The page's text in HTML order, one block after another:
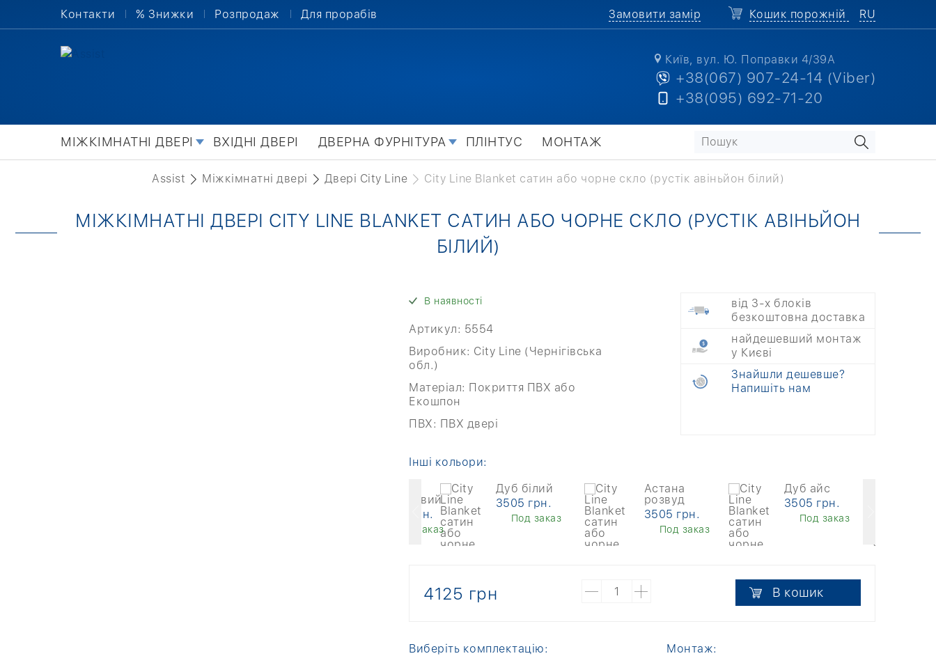
Контакти % Знижки Розпродаж Для прорабів Замовити замір Кошик порожній RU
Київ, вул. Ю. Поправки 4/39А
+38(067) 907-24-14 (Viber)
+38(095) 692-71-20
МІЖКІМНАТНІ ДВЕРІ ВХІДНІ ДВЕРІ ДВЕРНА ФУРНІТУРА ПЛІНТУС МОНТАЖ
Assist Міжкімнатні двері Двері City Line City Line Blanket сатин або чорне скло (рустік авіньйон білий)
МІЖКІМНАТНІ ДВЕРІ CITY LINE BLANKET САТИН АБО ЧОРНЕ СКЛО (РУСТІК АВІНЬЙОН
БІЛИЙ)
В наявності
Артикул: 5554
Виробник: City Line (Чернігівська
обл.)
Матеріал: Покриття ПВХ або
Екошпон
ПВХ: ПВХ двері
від 3-х блоків
безкоштовна доставка
найдешевший монтаж
у Києві
Знайшли дешевше?
Напишіть нам
Інші кольори:
бронзовий
5367 грн.
Под заказ
Дуб білий
3505 грн.
Под заказ
Астана
розвуд
3505 грн.
Под заказ
Дуб айс
3505 грн.
Под заказ
4125 грн В кошик
Виберіть комплектацію:
Монтаж: